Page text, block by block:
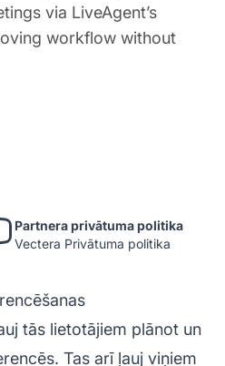
via LiveAgent’s
workflow without
Partnera privātuma politika
Vectera Privātuma politika
tās lietotājiem plānot un
Tas arī ļauj viņiem